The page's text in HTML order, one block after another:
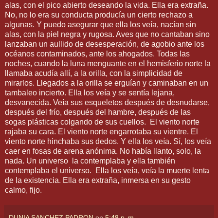
alas, con el pico abierto deseando la vida. Ella era extraña.
No, no lo era su conducta producía un cierto rechazo a
algunas. Y puedo asegurar que ella los veía, nacían sin
alas, con la piel negra y rugosa. Aves que no cantaban sino
lanzaban un aullido de desesperación, de agobio ante los
océanos contaminados, ante los ahogados. Todas las
noches, cuando la luna menguante en el hemisferio norte la
llamaba acudía allí, a la orilla, con la simplicidad de
mirarlos. Llegados a la orilla se erguían y caminaban en un
tambaleo incierto. Ella los veía y se sentía lejana,
desvanecida. Veía sus esqueletos después de desnudarse,
después del frío, después del hambre, después de las
sogas plásticas colgando de sus cuellos.
El viento norte
rajaba su cara. El viento norte engarrotaba su vientre. El
viento norte hinchaba sus dedos. Y ella los veía. Sí, los veía
caer en fosas de arena anónima. No había llanto, solo, la
nada. Un universo
la contemplaba y ella también
contemplaba el universo.
Ella los veía, veía la muerte lenta
de la existencia. Ella era extraña, inmersa en su gesto
calmo, fijo.